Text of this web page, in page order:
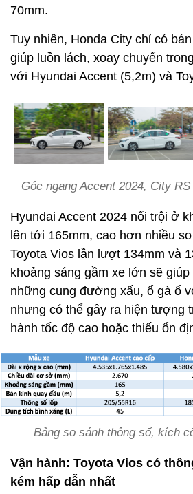
70mm.
Tuy nhiên, Honda City chỉ có
giúp luồn lách, xoay chuyển
với Hyundai Accent (5,2m) và
Góc ngang Accent 2024, City
Hyundai Accent 2024 nổi trội ở
lên tới 165mm, cao hơn nhiều
Toyota Vios lần lượt 134mm và
khoảng sáng gầm xe lớn sẽ
những cung đường xấu, ổ gà ổ
nhưng có thể gây ra hiện tượng
hành tốc độ cao hoặc thiếu ổn
Bảng so sánh thông số, kích
Vận hành: Toyota Vios có
kém hấp dẫn nhất